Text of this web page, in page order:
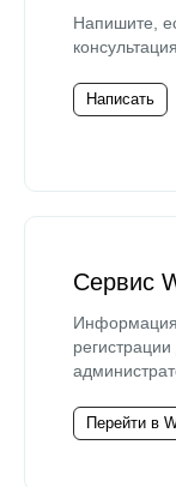
Напишите,
Написать
Сервис
Информация
Перейти в